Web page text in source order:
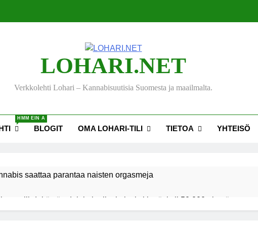
LOHARI.NET
Verkkolehti Lohari – Kannabisuutisia Suomesta ja maailmalta.
HMM EIN A
BLOGIT OMA LOHARI-TILI TIETOA YHTEISÖ
saattaa parantaa naisten orgasmeja
viihdekäytön dekriminalisoimiseksi keräsi yli 50 000 nimeä